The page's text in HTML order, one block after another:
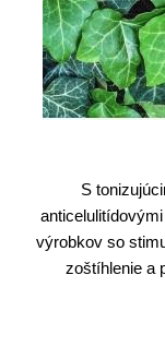
S
výrobkov so
zoštíhlenie a